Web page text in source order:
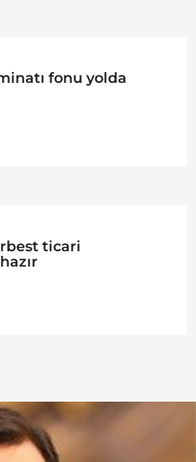
fonu yolda
ticari